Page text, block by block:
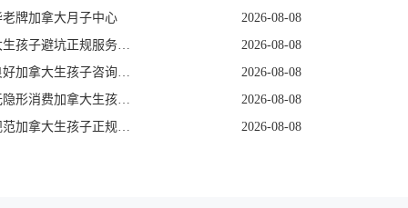
牌加拿大月子中心
2026-08-08
加拿大生孩子避坑正规服务机构
2026-08-08
评价良好加拿大生孩子咨询机构
2026-08-08
专注无隐形消费加拿大生孩子机构
2026-08-08
签约规范加拿大生孩子正规商家
2026-08-08